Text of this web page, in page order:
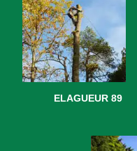
ELAGUEUR 89